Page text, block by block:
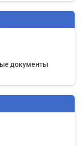
документы